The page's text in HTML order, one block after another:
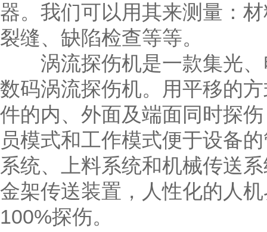
器。我们可以用其来测量：
裂缝、缺陷检查等等。
涡流探伤机是一款集光、
数码涡流探伤机。用平移的
件的内、外面及端面同时探
员模式和工作模式便于设备
系统、上料系统和机械传送
金架传送装置，人性化的人
100%探伤。